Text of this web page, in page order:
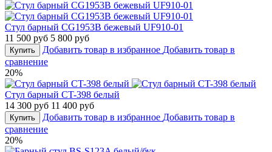
Стул барный CG1953B бежевый UF910-01
11 500 руб 5 800 руб
Купить Добавить товар в избранное Добавить товар в
сравнение
20%
Стул барный CT-398 белый
14 300 руб 11 400 руб
Купить Добавить товар в избранное Добавить товар в
сравнение
20%